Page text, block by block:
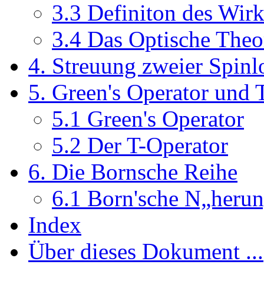
3.3 Definiton des
3.4 Das Optische
4. Streuung zweier
5. Green's Operator und
5.1 Green's Operator
5.2 Der T-Operator
6. Die Bornsche Reihe
6.1 Born'sche
Index
Über dieses Dokument ...